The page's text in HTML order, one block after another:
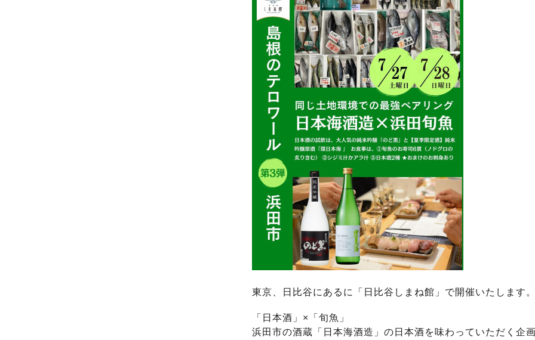
東京、日比谷にあるに「日比谷しまね館」で開催いたします
「日本酒」×「旬魚」
浜田市の酒蔵「日本海酒造」の日本酒を味わっていただく企